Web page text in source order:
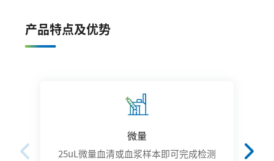
产品特点及优势
微量
25uL微量血清或血浆样本即可完成检测